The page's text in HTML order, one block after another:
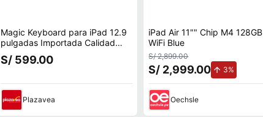
Magic Keyboard para iPad 12.9
pulgadas Importada Calidad
Asegurada Blanco
S/ 599.00
Plazavea
iPad Air 11"" Chip M4 128GB
WiFi Blue
S/ 2,899.00
S/ 2,999.00 3%
Oechsle